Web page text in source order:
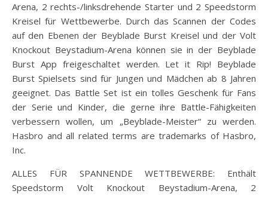
Arena, 2 rechts-/linksdrehende Starter und 2 Speedstorm
Kreisel für Wettbewerbe. Durch das Scannen der Codes
auf den Ebenen der Beyblade Burst Kreisel und der Volt
Knockout Beystadium-Arena können sie in der Beyblade
Burst App freigeschaltet werden. Let it Rip! Beyblade
Burst Spielsets sind für Jungen und Mädchen ab 8 Jahren
geeignet. Das Battle Set ist ein tolles Geschenk für Fans
der Serie und Kinder, die gerne ihre Battle-Fähigkeiten
verbessern wollen, um „Beyblade-Meister“ zu werden.
Hasbro and all related terms are trademarks of Hasbro,
Inc.
ALLES FÜR SPANNENDE WETTBEWERBE: Enthält
Speedstorm Volt Knockout Beystadium-Arena, 2